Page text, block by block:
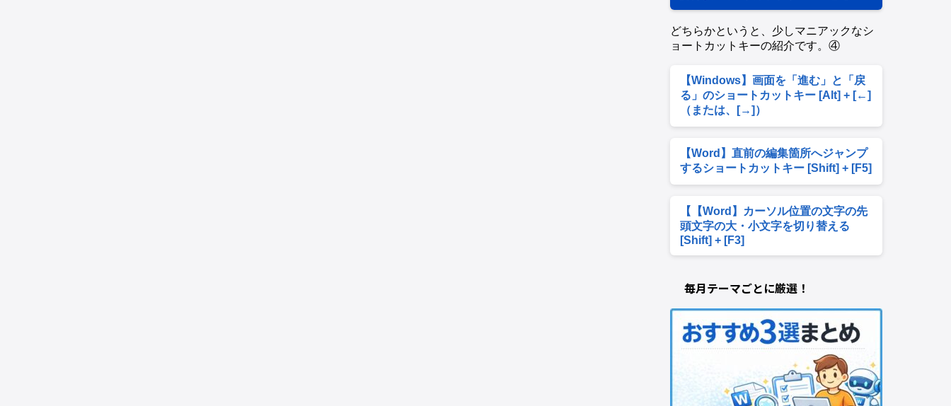
どちらかというと、少しマニアックなシ
ョートカットキーの紹介です。④
【Windows】画面を「進む」と「戻
る」のショートカットキー [Alt] + [←]
（または、[→]）
【Word】直前の編集箇所へジャンプ
するショートカットキー [Shift] + [F5]
【【Word】カーソル位置の文字の先
頭文字の大・小文字を切り替える
[Shift] + [F3]
毎月テーマごとに厳選！